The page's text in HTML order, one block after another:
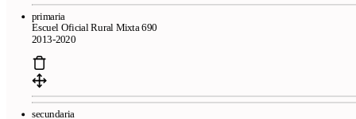
primaria
Escuel Oficial Rural Mixta 690
2013-2020
secundaria
Free resume templatesATS-friendly templates Best resume maker
online Frequently asked questions
We review your resume in 24 hours
Company
About CandyCV Editorial methodology Press kit
436f6e74616374